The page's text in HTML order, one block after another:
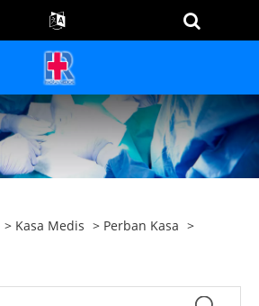
> Kasa Medis > Perban Kasa >